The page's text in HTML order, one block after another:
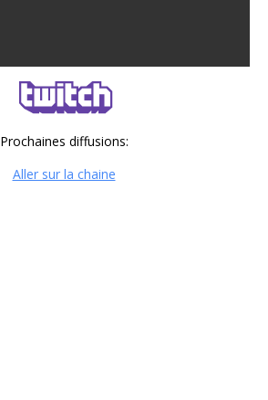
Prochaines diffusions:
Aller sur la chaine